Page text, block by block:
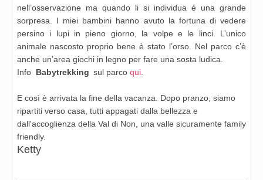
nell’osservazione ma quando li si individua è una grande
sorpresa. I miei bambini hanno avuto la fortuna di vedere
persino i lupi in pieno giorno, la volpe e le linci. L’unico
animale nascosto proprio bene è stato l’orso. Nel parco c’è
anche un’area giochi in legno per fare una sosta ludica.
Info Babytrekking sul parco qui
E così è arrivata la fine della vacanza. Dopo pranzo, siamo
ripartiti verso casa, tutti appagati dalla bellezza e
dall'accoglienza della Val di Non, una valle sicuramente family
friendly.
Ketty